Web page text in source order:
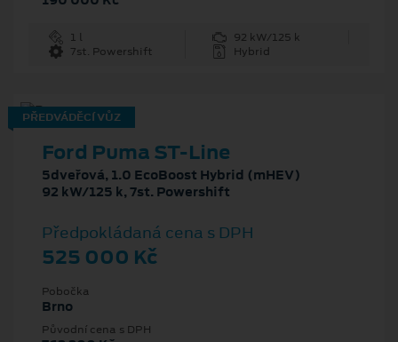
1 l
92 kW/125 k
7st. Powershift
Hybrid
PŘEDVÁDĚCÍ VŮZ
Ford Puma ST-Line
5dveřová, 1.0 EcoBoost Hybrid (mHEV)
92 kW/125 k, 7st. Powershift
Předpokládaná cena s DPH
525 000 Kč
Pobočka
Brno
Původní cena s DPH